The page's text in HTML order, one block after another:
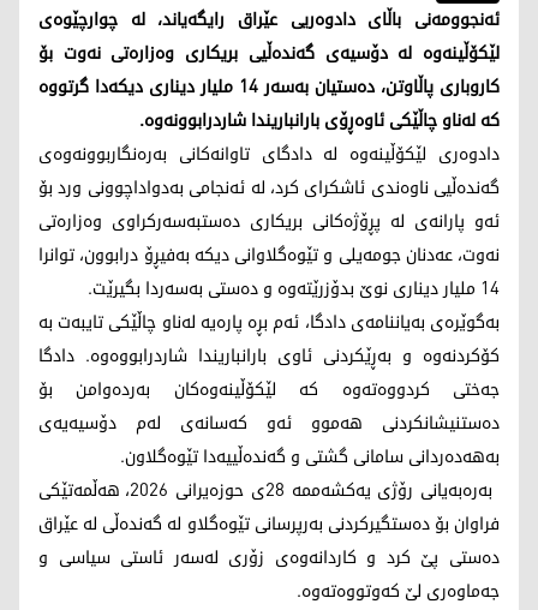
ئەنجوومەنی باڵای دادوەریی عێراق رایگەیاند، لە چوارچێوەی
لێکۆڵینەوە لە دۆسیەی گەندەڵیی بریکاری وەزارەتی نەوت بۆ
کاروباری پاڵاوتن، دەستیان بەسەر 14 ملیار دیناری دیکەدا گرتووە
کە لەناو چاڵێکی ئاوەڕۆی بارانباریندا شاردرابوونەوە.
دادوەری لێکۆڵینەوە لە دادگای تاوانەکانی بەرەنگاربوونەوەی
گەندەڵیی ناوەندی ئاشکرای کرد، لە ئەنجامی بەدواداچوونی ورد بۆ
ئەو پارانەی لە پڕۆژەکانی بریکاری دەستبەسەرکراوی وەزارەتی
نەوت، عەدنان جومەیلی و تێوەگلاوانی دیکە بەفیڕۆ درابوون، توانرا
14 ملیار دیناری نوێ بدۆزرێتەوە و دەستی بەسەردا بگیرێت.
بەگوێرەی بەیاننامەی دادگا، ئەم بڕە پارەیە لەناو چاڵێکی تایبەت بە
کۆکردنەوە و بەڕێکردنی ئاوی بارانباریندا شاردرابووەوە. دادگا
جەختی کردووەتەوە کە لێکۆڵینەوەکان بەردەوامن بۆ
دەستنیشانکردنی هەموو ئەو کەسانەی لەم دۆسیەیەی
بەهەدەردانی سامانی گشتی و گەندەڵییەدا تێوەگلاون.
بەرەبەیانی رۆژی یەکشەممە 28ی حوزەیرانی 2026، هەڵمەتێکی
فراوان بۆ دەستگیرکردنی بەرپرسانی تێوەگلاو لە گەندەڵی لە عێراق
دەستی پێ کرد و کاردانەوەی زۆری لەسەر ئاستی سیاسی و
جەماوەری لێ کەوتووەتەوە.